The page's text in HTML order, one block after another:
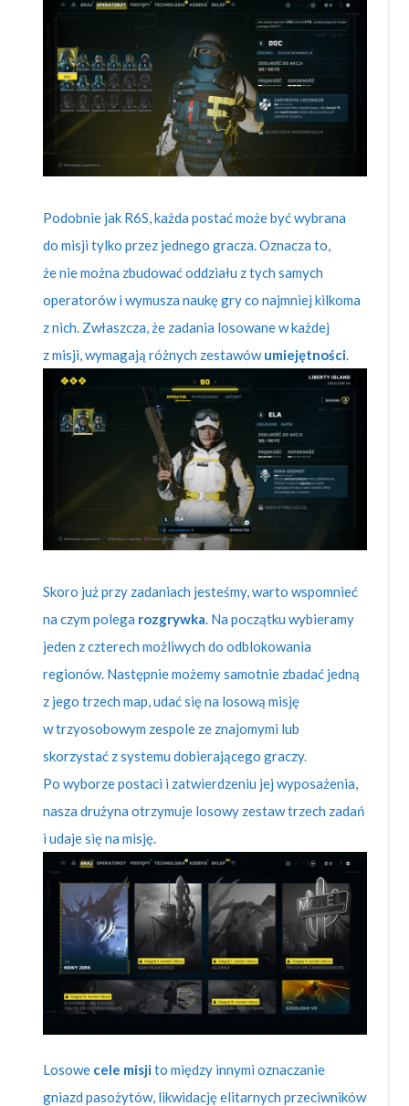
Podobnie jak R6S, każda postać może być wybrana
do misji tylko przez jednego gracza. Oznacza to,
że nie można zbudować oddziału z tych samych
operatorów i wymusza naukę gry co najmniej kilkoma
z nich. Zwłaszcza, że zadania losowane w każdej
z misji, wymagają różnych zestawówumiejętności.
Skoro już przy zadaniach jesteśmy, warto wspomnieć
na czym polega rozgrywka. Na początku wybieramy
jeden z czterech możliwych do odblokowania
regionów. Następnie możemy samotnie zbadać jedną
z jego trzech map, udać się na losową misję
w trzyosobowym zespole ze znajomymi lub
skorzystać z systemu dobierającego graczy.
Po wyborze postaci i zatwierdzeniu jej wyposażenia,
nasza drużyna otrzymuje losowy zestaw trzech zadań
i udaje się na misję.
Losowecele misjito między innymi oznaczanie
gniazd pasożytów, likwidację elitarnych przeciwników